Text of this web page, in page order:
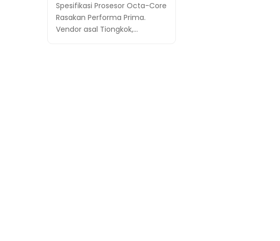
Spesifikasi Prosesor Octa-Core
Rasakan Performa Prima.
Vendor asal Tiongkok,…